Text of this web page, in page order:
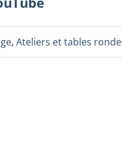
, Ateliers et tables